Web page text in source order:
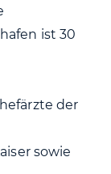
ist 30
der
sowie